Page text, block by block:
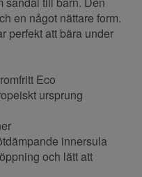
en något nättare form.
perfekt att bära under
Eco
ursprung
innersula
och lätt att